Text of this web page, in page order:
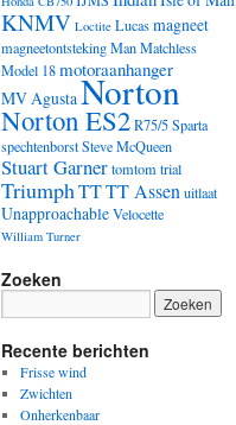
KNMV Loctite Lucasmagneet
magneetontstekingManMatchless
Model 18motoraanhanger
MV AgustaNorton
Norton ES2R75/5Sparta
spechtenborstSteve McQueen
Stuart Garnertomtom trial
TriumphTTTT Assen uitlaat
UnapproachableVelocette
William Turner
Zoeken
Recente berichten
Frisse wind
Zwichten
Onherkenbaar